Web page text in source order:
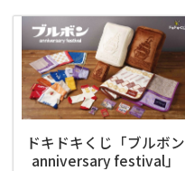
ドキドキくじ「ブルボン
anniversary festival」